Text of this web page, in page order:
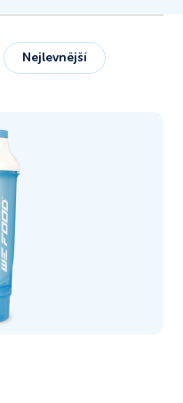
Nejlevnější